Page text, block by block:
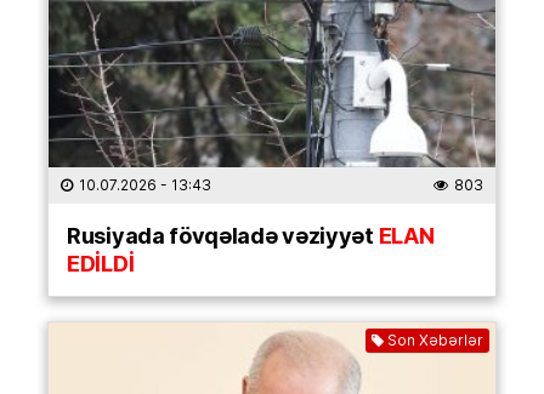
10.07.2026 - 13:43 803
Rusiyada fövqəladə vəziyyət ELAN
EDİLDİ
Son Xəbərlər